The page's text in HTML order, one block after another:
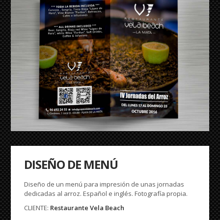
DISEÑO DE MENÚ
Diseño de un menú para impresión de unas jornadas
dedicadas al arroz. Español e inglés. Fotografía propia.
CLIENTE: Restaurante Vela Beach